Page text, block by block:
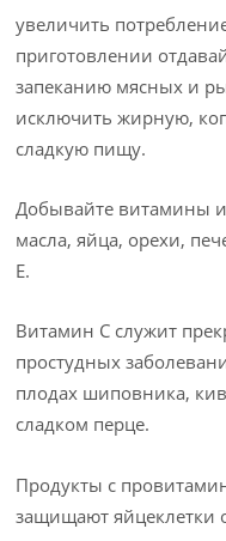
увеличить
приготовлении
запеканию мясных и
исключить жирную,
сладкую пищу.
Добывайте витамины
масла, яйца, орехи,
E.
Витамин C служит
простудных
плодах шиповника,
сладком перце.
Продукты с
защищают яйцеклетки